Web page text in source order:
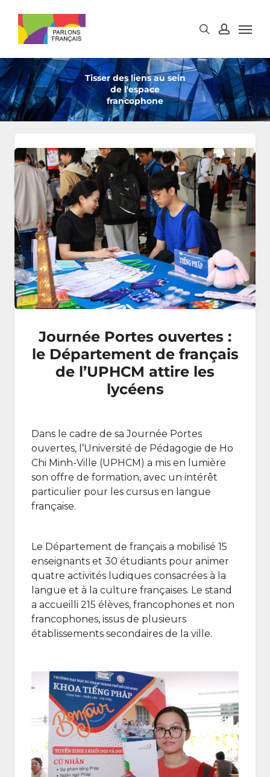
Tisser des liens au sein
de l'espace
francophone
Journée Portes ouvertes :
le Département de français
de l’UPHCM attire les
lycéens
Dans le cadre de sa Journée Portes
ouvertes, l’Université de Pédagogie de Ho
Chi Minh-Ville (UPHCM) a mis en lumière
son offre de formation, avec un intérêt
particulier pour les cursus en langue
française.
Le Département de français a mobilisé 15
enseignants et 30 étudiants pour animer
quatre activités ludiques consacrées à la
langue et à la culture françaises. Le stand
a accueilli 215 élèves, francophones et non
francophones, issus de plusieurs
établissements secondaires de la ville.